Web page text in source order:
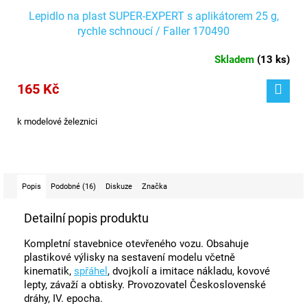
Lepidlo na plast SUPER-EXPERT s aplikátorem 25 g,
rychle schnoucí / Faller 170490
Skladem (13 ks)
165 Kč
k modelové železnici
Popis Podobné (16) Diskuze Značka
Detailní popis produktu
Kompletní stavebnice otevřeného vozu. Obsahuje
plastikové výlisky na sestavení modelu včetně
kinematik, spřáhel , dvojkolí a imitace nákladu, kovové
lepty, závaží a obtisky. Provozovatel Československé
dráhy, IV. epocha.